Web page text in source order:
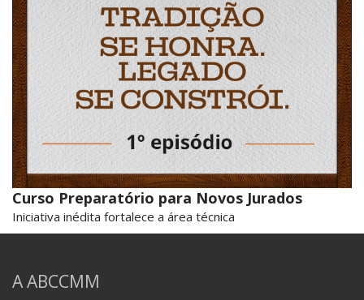
Curso Preparatório para Novos Jurados
Iniciativa inédita fortalece a área técnica
A ABCCMM